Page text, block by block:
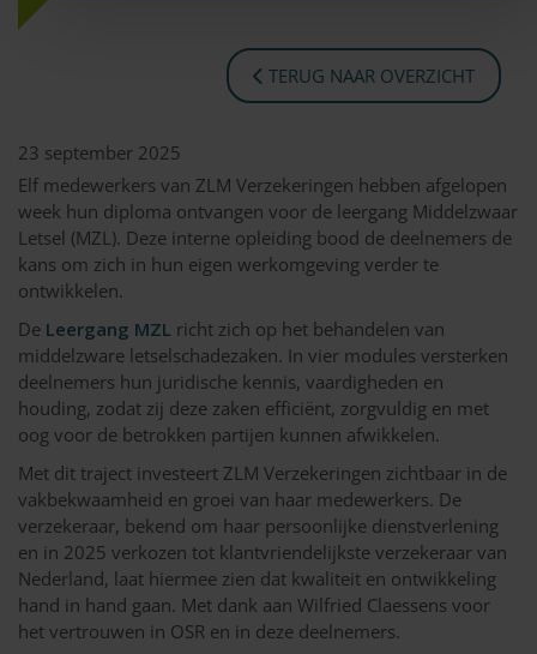
TERUG NAAR OVERZICHT
23 september 2025
Elf medewerkers van ZLM Verzekeringen hebben afgelopen
week hun diploma ontvangen voor de leergang Middelzwaar
Letsel (MZL). Deze interne opleiding bood de deelnemers de
kans om zich in hun eigen werkomgeving verder te
ontwikkelen.
De Leergang MZL richt zich op het behandelen van
middelzware letselschadezaken. In vier modules versterken
deelnemers hun juridische kennis, vaardigheden en
houding, zodat zij deze zaken efficiënt, zorgvuldig en met
oog voor de betrokken partijen kunnen afwikkelen.
Met dit traject investeert ZLM Verzekeringen zichtbaar in de
vakbekwaamheid en groei van haar medewerkers. De
verzekeraar, bekend om haar persoonlijke dienstverlening
en in 2025 verkozen tot klantvriendelijkste verzekeraar van
Nederland, laat hiermee zien dat kwaliteit en ontwikkeling
hand in hand gaan. Met dank aan Wilfried Claessens voor
het vertrouwen in OSR en in deze deelnemers.